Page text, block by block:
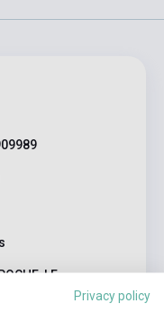
LE
Privacy policy